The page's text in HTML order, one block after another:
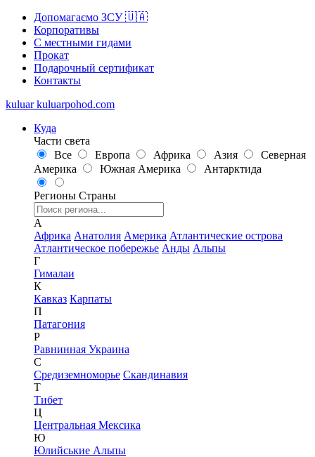
Допомагаємо ЗСУ 🇺🇦
Корпоративы
С местными гидами
Прокат
Подарочный сертификат
Контакты
kuluar kuluarpohod.com
Куда
Части света
Все
Европа Африка Азия
Северная
Америка
Южная Америка Антарктида
Регионы Страны
А
Африка Анатолия Америка Атлантические острова
Атлантическое побережье Анды Альпы
Г
Гималаи
К
Кавказ Карпаты
П
Патагония
Р
Равнинная Украина
С
Средиземноморье Скандинавия
Т
Тибет
Ц
Центральная Мексика
Ю
Юлийськие Альпы